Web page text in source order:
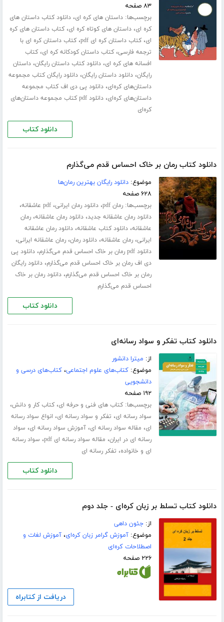
۸۳ صفحه
برچسب‌ها:داستان های کره ای،دانلود کتاب داستان های
کره ای،داستان های کوتاه کره ای،کتاب داستان های کره
ای،کتاب داستان کره ای pdf ،کتاب داستان کره ای با
ترجمه فارسی،کتاب داستان کودکانه کره ای،کتاب
افسانه های کره ای،دانلود کتاب داستان رایگان،داستان
رایگان،دانلود داستان رایگان،دانلود رایگان کتاب مجموعه
داستان‌های کره‌ای،دانلود پی دی اف کتاب مجموعه
داستان‌های کره‌ای،
دانلود pdf کتاب مجموعه داستان‌های
کره‌ای
دانلود کتاب
دانلود کتاب رمان بر خاک احساس قدم می‌گذارم
موضوع:دانلود رایگان بهترین رمان‌ها
۶۲۸ صفحه
برچسب‌ها:رمان pdf ،دانلود رمان ایرانی،pdf عاشقانه ،
دانلود رمان عاشقانه جدید،دانلود رمان عاشقانه،رمان
عاشقانه،دانلود کتاب عاشقانه،دانلود رمان عاشقانه
ایرانی،رمان عاشقانه،دانلود رمان،رمان عاشقانه ایرانی،
دانلود pdf رمان بر خاک احساس قدم می‌گذارم ،دانلود پی
دی اف رمان بر خاک احساس قدم می‌گذارم،دانلود رایگان
رمان بر خاک احساس قدم می‌گذارم،دانلود رمان بر خاک
احساس قدم می‌گذارم
دانلود کتاب
دانلود کتاب تفکر و سواد رسانه‌ای
از: میترا دانشور
موضوع:کتاب‌های علوم اجتماعی،کتاب‌های درسی و
دانشجویی
۱۹۲ صفحه
برچسب‌ها:کتاب های فنی و حرفه ای،کتاب کار و دانش،
سواد رسانه ای، تفکر و سواد رسانه ای، انواع سواد رسانه
ای، مقاله سواد رسانه ای،آموزش سواد رسانه ای، سواد
رسانه ای در ایران، مقاله سواد رسانه ای pdf ، سواد رسانه
ای و خانواده، تفکر رسانه ای
دانلود کتاب
دانلود کتاب تسلط بر زبان کره‌ای - جلد دوم
از:جئون داهی
موضوع:آموزش گرامر زبان کره‌ای،آموزش لغات و
اصطلاحات کره‌ای
۲۲۶ صفحه
دریافت از کتابراه